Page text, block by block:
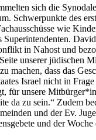
sich die
Schwerpunkte des
wie
Superintendenten.
in Nahost und
unserer jüdischen
machen, dass das
Israel nicht in
für unsere
da zu sein.“ Zudem
und der Ev.
und der Woche